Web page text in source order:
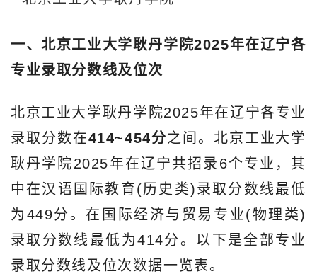
一、北京工业大学耿丹学院2025年在辽宁各
专业录取分数线及位次
北京工业大学耿丹学院2025年在辽宁各专业
录取分数在414~454分之间。北京工业大学
耿丹学院2025年在辽宁共招录6个专业，其
中在汉语国际教育(历史类)录取分数线最低
为449分。在国际经济与贸易专业(物理类)
录取分数线最低为414分。以下是全部专业
录取分数线及位次数据一览表。